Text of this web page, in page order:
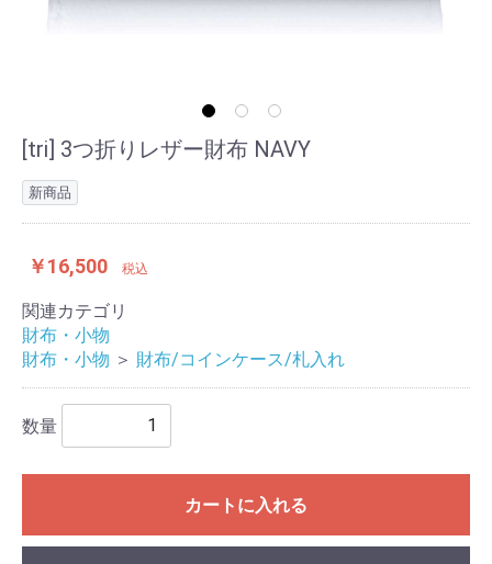
[tri] 3つ折りレザー財布 NAVY
新商品
￥16,500 税込
関連カテゴリ
財布・小物
財布・小物 ＞ 財布/コインケース/札入れ
数量
カートに入れる